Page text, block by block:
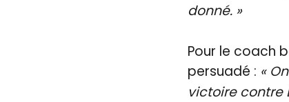
donné. »
Pour le coach
persuadé : «
victoire contre